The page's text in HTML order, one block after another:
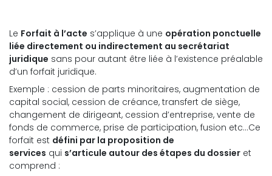
Le Forfait à l’acte s’applique à une opération ponctuelle
liée directement ou indirectement au secrétariat
juridique sans pour autant être liée à l’existence préalable
d’un forfait juridique.
Exemple : cession de parts minoritaires, augmentation de
capital social, cession de créance, transfert de siège,
changement de dirigeant, cession d’entreprise, vente de
fonds de commerce, prise de participation, fusion etc…Ce
forfait est défini par la proposition de
services qui s’articule autour des étapes du dossier et
comprend :